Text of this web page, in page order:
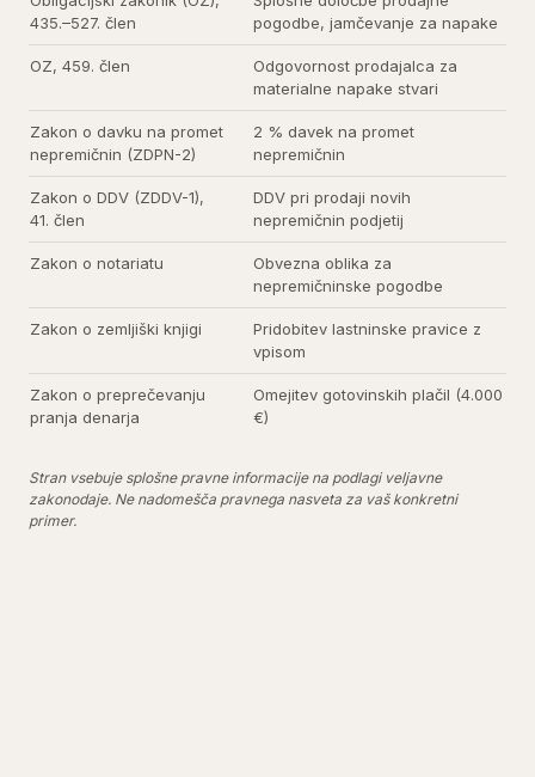
435.–527. člen
pogodbe, jamčevanje za napake
OZ, 459. člen
Odgovornost prodajalca za
materialne napake stvari
Zakon o davku na promet
nepremičnin (ZDPN-2)
2 % davek na promet
nepremičnin
Zakon o DDV (ZDDV-1),
41. člen
DDV pri prodaji novih
nepremičnin podjetij
Zakon o notariatu
Obvezna oblika za
nepremičninske pogodbe
Zakon o zemljiški knjigi
Pridobitev lastninske pravice z
vpisom
Zakon o preprečevanju
pranja denarja
Omejitev gotovinskih plačil (4.000
€)
Stran vsebuje splošne pravne informacije na podlagi veljavne
zakonodaje. Ne nadomešča pravnega nasveta za vaš konkretni
primer.